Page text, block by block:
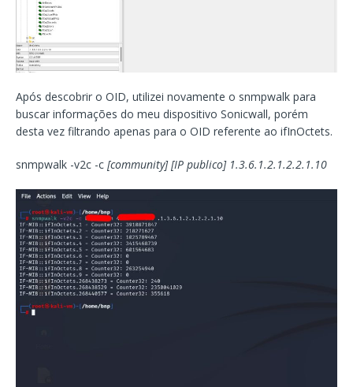
Após descobrir o OID, utilizei novamente o snmpwalk para
buscar informações do meu dispositivo Sonicwall, porém
desta vez filtrando apenas para o OID referente ao ifInOctets.
snmpwalk -v2c -c [community] [IP publico] 1.3.6.1.2.1.2.2.1.10